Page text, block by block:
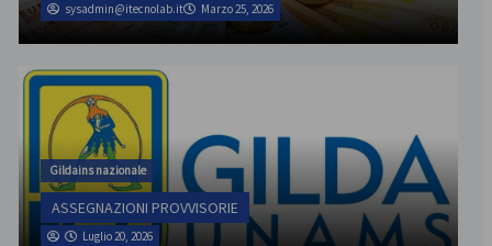
sysadmin@itecnolab.it Marzo 25, 2026
Gildains nazionale
ASSEGNAZIONI PROVVISORIE
Luglio 20, 2026